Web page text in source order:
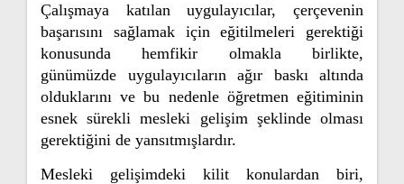
Çalışmaya katılan uygulayıcılar, çerçevenin
başarısını sağlamak için eğitilmeleri gerektiği
konusunda hemfikir olmakla birlikte,
günümüzde uygulayıcıların ağır baskı altında
olduklarını ve bu nedenle öğretmen eğitiminin
esnek sürekli mesleki gelişim şeklinde olması
gerektiğini de yansıtmışlardır.
Mesleki gelişimdeki kilit konulardan biri,